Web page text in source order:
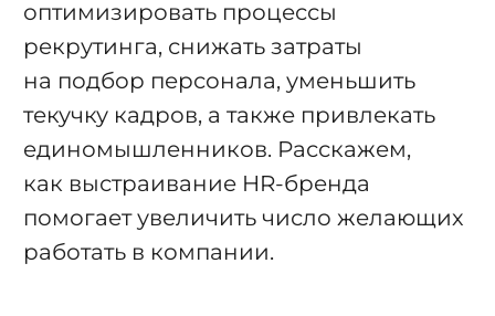
оптимизировать процессы
рекрутинга, снижать затраты
на подбор персонала, уменьшить
текучку кадров, а также привлекать
единомышленников. Расскажем,
как выстраивание HR-бренда
помогает увеличить число желающих
работать в компании.